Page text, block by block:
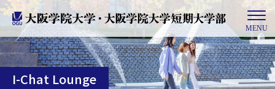
MENU
I-Chat Lounge